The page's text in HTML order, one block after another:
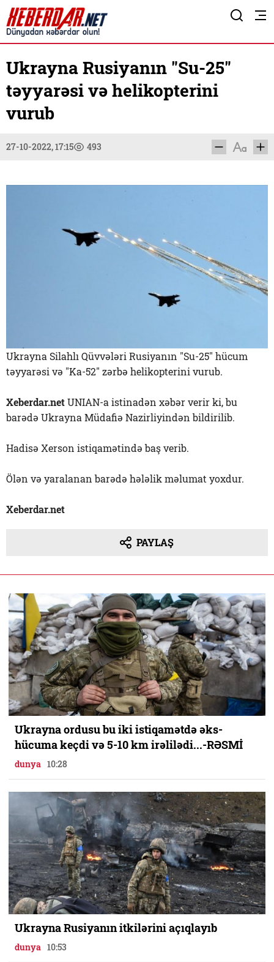
Ukrayna Rusiyanın "Su-25"
təyyarəsi və helikopterini
vurub
27-10-2022, 17:15 493
Ukrayna Silahlı Qüvvələri Rusiyanın "Su-25" hücum
təyyarəsi və "Ka-52" zərbə helikopterini vurub.
Xeberdar.netUNIAN-a istinadən xəbər verir ki, bu
barədə Ukrayna Müdafiə Nazirliyindən bildirilib.
Hadisə Xerson istiqamətində baş verib.
Ölən və yaralanan barədə hələlik məlumat yoxdur.
Xeberdar.net
PAYLAŞ
Ukrayna ordusu bu iki istiqamətdə əks-
hücuma keçdi və 5-10 km irəlilədi...-RƏSMİ
dunya 10:28
Ukrayna Rusiyanın itkilərini açıqlayıb
dunya 10:53